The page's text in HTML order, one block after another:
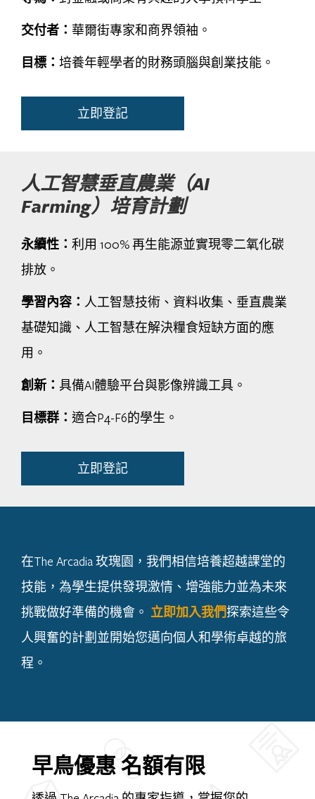
交付者： 華爾街專家和商界領袖。
目標： 培養年輕學者的財務頭腦與創業技能。
立即登記
人工智慧垂直農業（AI
Farming）培育計劃
永續性： 利用 100% 再生能源並實現零二氧化碳
排放。
學習內容： 人工智慧技術、資料收集、垂直農業
基礎知識、人工智慧在解決糧食短缺方面的應
用。
創新： 具備AI體驗平台與影像辨識工具。
目標群： 適合P4-F6的學生。
立即登記
在The Arcadia 玫瑰園，我們相信培養超越課堂的
技能，為學生提供發現激情、增強能力並為未來
挑戰做好準備的機會。 立即加入我們探索這些令
人興奮的計劃並開始您邁向個人和學術卓越的旅
程。
早鳥優惠 名額有限